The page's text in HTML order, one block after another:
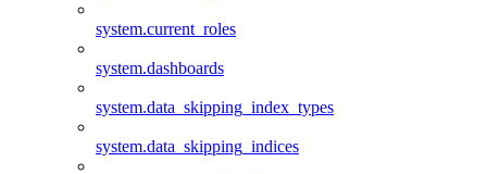
system.current_roles
system.dashboards
system.data_skipping_index_types
system.data_skipping_indices